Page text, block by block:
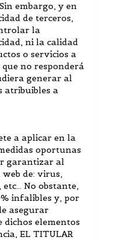
embargo, y en
de terceros,
la
ni la calidad
o servicios a
no responderá
generar al
atribuibles a
a aplicar en la
oportunas
garantizar al
de: virus,
No obstante,
infalibles y, por
asegurar
dichos elementos
EL TITULAR